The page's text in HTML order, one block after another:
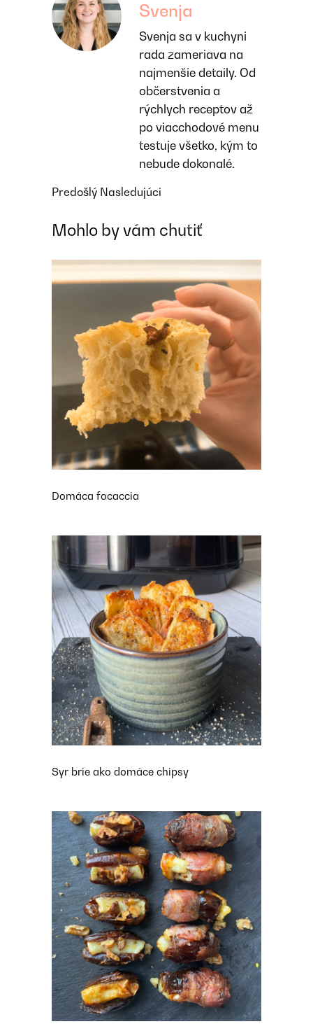
Svenja
Svenja sa v kuchyni
rada zameriava na
najmenšie detaily. Od
občerstvenia a
rýchlych receptov až
po viacchodové menu
testuje všetko, kým to
nebude dokonalé.
Predošlý Nasledujúci
Mohlo by vám chutiť
Domáca focaccia
Syr brie ako domáce chipsy